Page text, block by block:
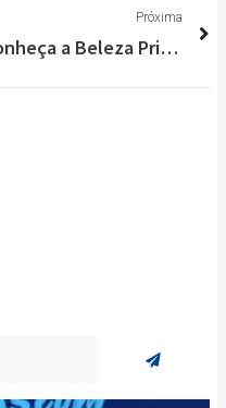
Próxima
Conheça a Beleza Prima Store; maior loja de artigos femininos de Lagoa Santa